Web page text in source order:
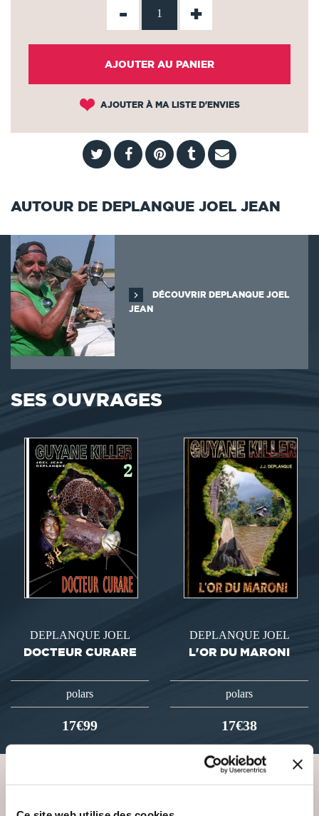
- +
AJOUTER AU PANIER
AJOUTER À MA LISTE D'ENVIES
AUTOUR DE DEPLANQUE JOEL JEAN
DÉCOUVRIR DEPLANQUE JOEL
JEAN
SES OUVRAGES
DEPLANQUE JOEL
DOCTEUR CURARE
polars
17€99
DEPLANQUE JOEL
L'OR DU MARONI
polars
17€38
VOUS AIMEREZ AUSSI